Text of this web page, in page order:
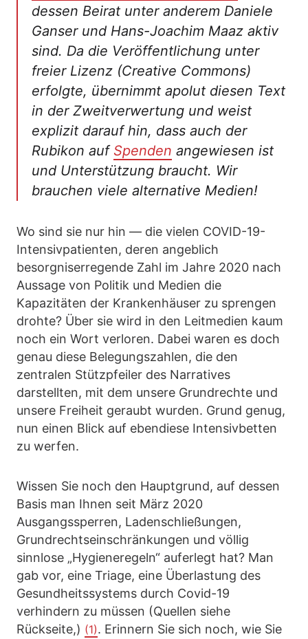
dessen Beirat unter anderem Daniele
Ganser und Hans-Joachim Maaz aktiv
sind. Da die Veröffentlichung unter
freier Lizenz (Creative Commons)
erfolgte, übernimmt apolut diesen Text
in der Zweitverwertung und weist
explizit darauf hin, dass auch der
Rubikon auf Spenden angewiesen ist
und Unterstützung braucht. Wir
brauchen viele alternative Medien!
Wo sind sie nur hin — die vielen COVID-19-
Intensivpatienten, deren angeblich
besorgniserregende Zahl im Jahre 2020 nach
Aussage von Politik und Medien die
Kapazitäten der Krankenhäuser zu sprengen
drohte? Über sie wird in den Leitmedien kaum
noch ein Wort verloren. Dabei waren es doch
genau diese Belegungszahlen, die den
zentralen Stützpfeiler des Narratives
darstellten, mit dem unsere Grundrechte und
unsere Freiheit geraubt wurden. Grund genug,
nun einen Blick auf ebendiese Intensivbetten
zu werfen.
Wissen Sie noch den Hauptgrund, auf dessen
Basis man Ihnen seit März 2020
Ausgangssperren, Ladenschließungen,
Grundrechtseinschränkungen und völlig
sinnlose „Hygieneregeln“ auferlegt hat? Man
gab vor, eine Triage, eine Überlastung des
Gesundheitssystems durch Covid-19
verhindern zu müssen (Quellen siehe
Rückseite,) (1). Erinnern Sie sich noch, wie Sie